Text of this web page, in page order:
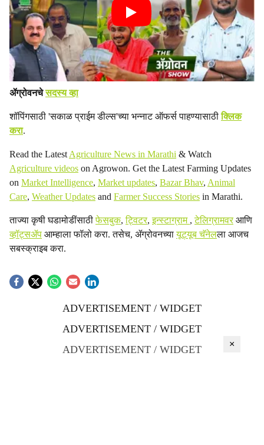
ॲग्रोवनचेसदस्य व्हा
शॉपिंगसाठी 'सकाळ प्राईम डील्स'च्या भन्नाट ऑफर्स पाहण्यासाठीक्लिक
करा.
Read the Latest Agriculture News in Marathi & Watch
Agriculture videos on Agrowon. Get the Latest Farming Updates
on Market Intelligence, Market updates, Bazar Bhav, Animal
Care, Weather Updates and Farmer Success Stories in Marathi.
ताज्या कृषी घडामोडींसाठीफेसबुक,ट्विटर,इन्स्टाग्राम ,टेलिग्रामवरआणि
व्हॉट्सॲप आम्हाला फॉलो करा. तसेच, ॲग्रोवनच्यायूट्यूब चॅनेलला आजच
सबस्क्राइब करा.
ADVERTISEMENT / WIDGET
ADVERTISEMENT / WIDGET
ADVERTISEMENT / WIDGET
×